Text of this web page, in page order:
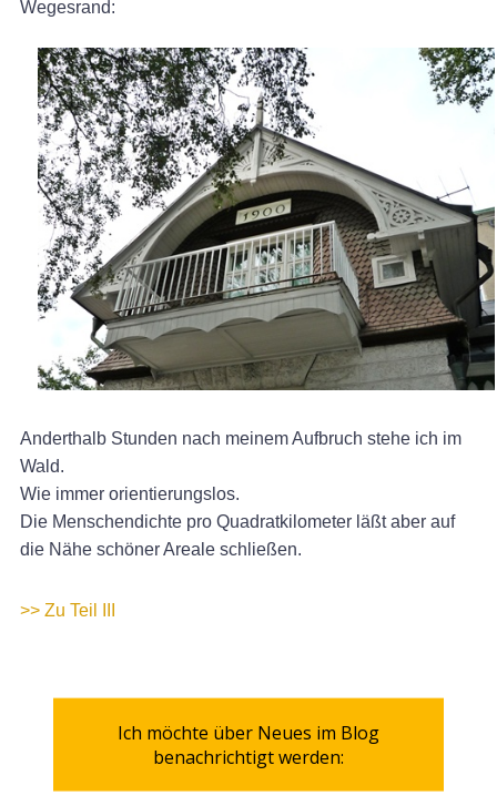
Wegesrand:
Anderthalb Stunden nach meinem Aufbruch stehe ich im
Wald.
Wie immer orientierungslos.
Die Menschendichte pro Quadratkilometer läßt aber auf
die Nähe schöner Areale schließen.
>> Zu Teil III
Ich möchte über Neues im Blog
benachrichtigt werden: